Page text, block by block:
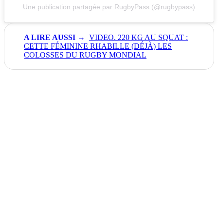
Une publication partagée par RugbyPass (@rugbypass)
VIDEO. 220 KG AU SQUAT :
CETTE FÉMININE RHABILLE (DÉJÀ) LES
COLOSSES DU RUGBY MONDIAL